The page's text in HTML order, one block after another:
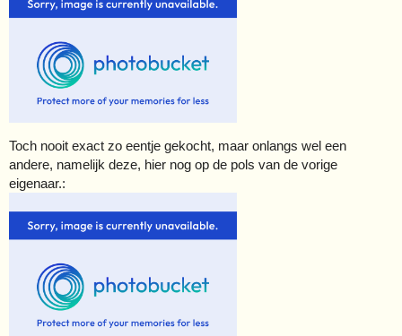
Toch nooit exact zo eentje gekocht, maar onlangs wel een
andere, namelijk deze, hier nog op de pols van de vorige
eigenaar.: